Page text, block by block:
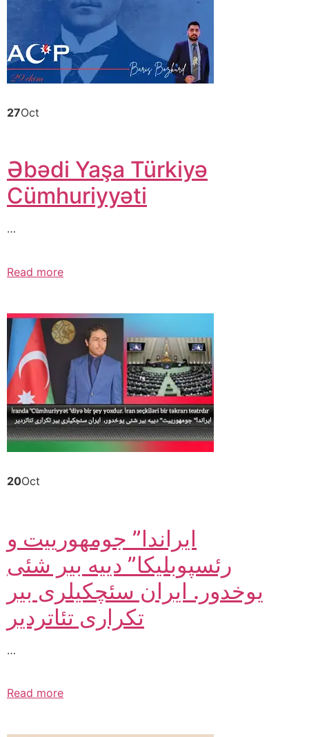
27Oct
Əbədi Yaşa Türkiyə
Cümhuriyyəti
…
Read more
20Oct
ایراندا” جومهورییت و
رئسپوبلیکا” دییه بیر شئی
یوخدور. ایران سئچکیلری بیر
تکراری تئاتردیر
…
Read more